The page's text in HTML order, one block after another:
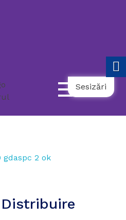
Sesizări
Distribuire